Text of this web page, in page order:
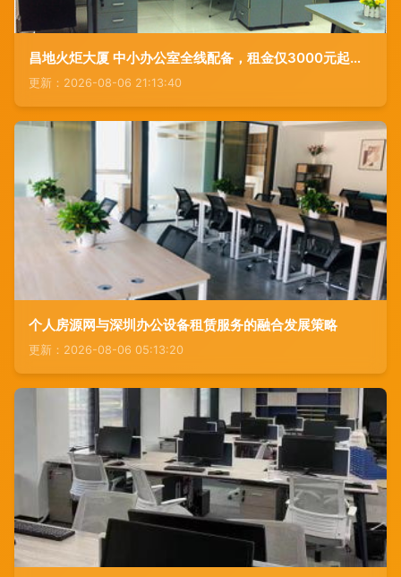
昌地火炬大厦 中小办公室全线配备，租金仅3000元起，企业开业的理想选择
更新：2026-08-06 21:13:40
个人房源网与深圳办公设备租赁服务的融合发展策略
更新：2026-08-06 05:13:20